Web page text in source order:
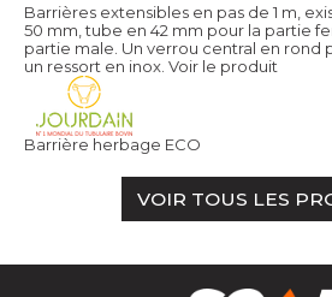
Barrières extensibles en pas de 1 m,
50 mm, tube en 42 mm pour la partie
partie male. Un verrou central en rond
un ressort en inox. Voir le produit
Barrière herbage ECO
VOIR TOUS LES